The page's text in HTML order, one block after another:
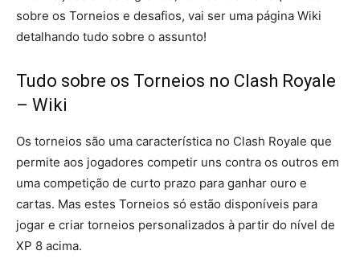
sobre os Torneios e desafios, vai ser uma página Wiki
detalhando tudo sobre o assunto!
Tudo sobre os Torneios no Clash Royale
– Wiki
Os torneios são uma característica no Clash Royale que
permite aos jogadores competir uns contra os outros em
uma competição de curto prazo para ganhar ouro e
cartas. Mas estes Torneios só estão disponíveis para
jogar e criar torneios personalizados à partir do nível de
XP 8 acima.